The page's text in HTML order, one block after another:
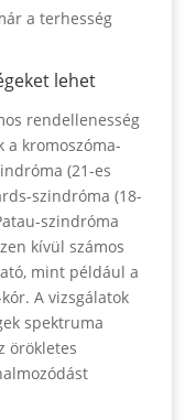
a terhesség
lehet
rendellenesség
a kromoszóma-
(21-es
szindróma (18-
szindróma
kívül számos
mint például a
A vizsgálatok
spektruma
örökletes